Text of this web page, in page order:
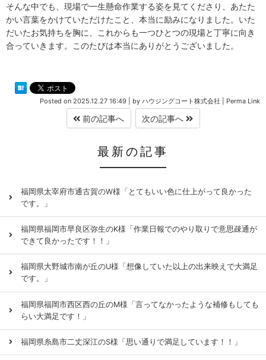
そんな中でも、現場で一生懸命作業する姿を見てくださり、あたた
かい言葉をかけていただけたこと、本当に励みになりました。いた
だいたお気持ちを胸に、これからも一つひとつの現場と丁寧に向き
合っていきます。このたびは本当にありがとうございました。
Posted on 2025.12.27 16:49 by ハウジングコート株式会社 Perma Link
前の記事へ 次の記事へ
最新の記事
福岡県太宰府市通古賀のW様「とてもいい色に仕上がって良かった
です。」
福岡県福岡市早良区弥生のK様「作業日報でのやり取りで意思疎通が
できて良かったです！！」
福岡県大野城市南が丘のU様「想像していた以上の出来映えで大満足
です。」
福岡県福岡市西区西の丘のM様「言ってなかったような補修もしても
らい大満足です！」
福岡県糸島市二丈深江のS様「思い通りで満足しています！！」